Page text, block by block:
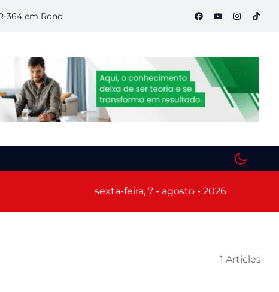
Rondônia Semana S do Comércio começa hoje em Porto
sexta-feira, 7 - agosto - 2026
1 Articles